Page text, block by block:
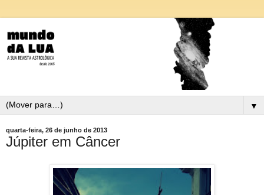
▼
quarta-feira, 26 de junho de 2013
Júpiter em Câncer